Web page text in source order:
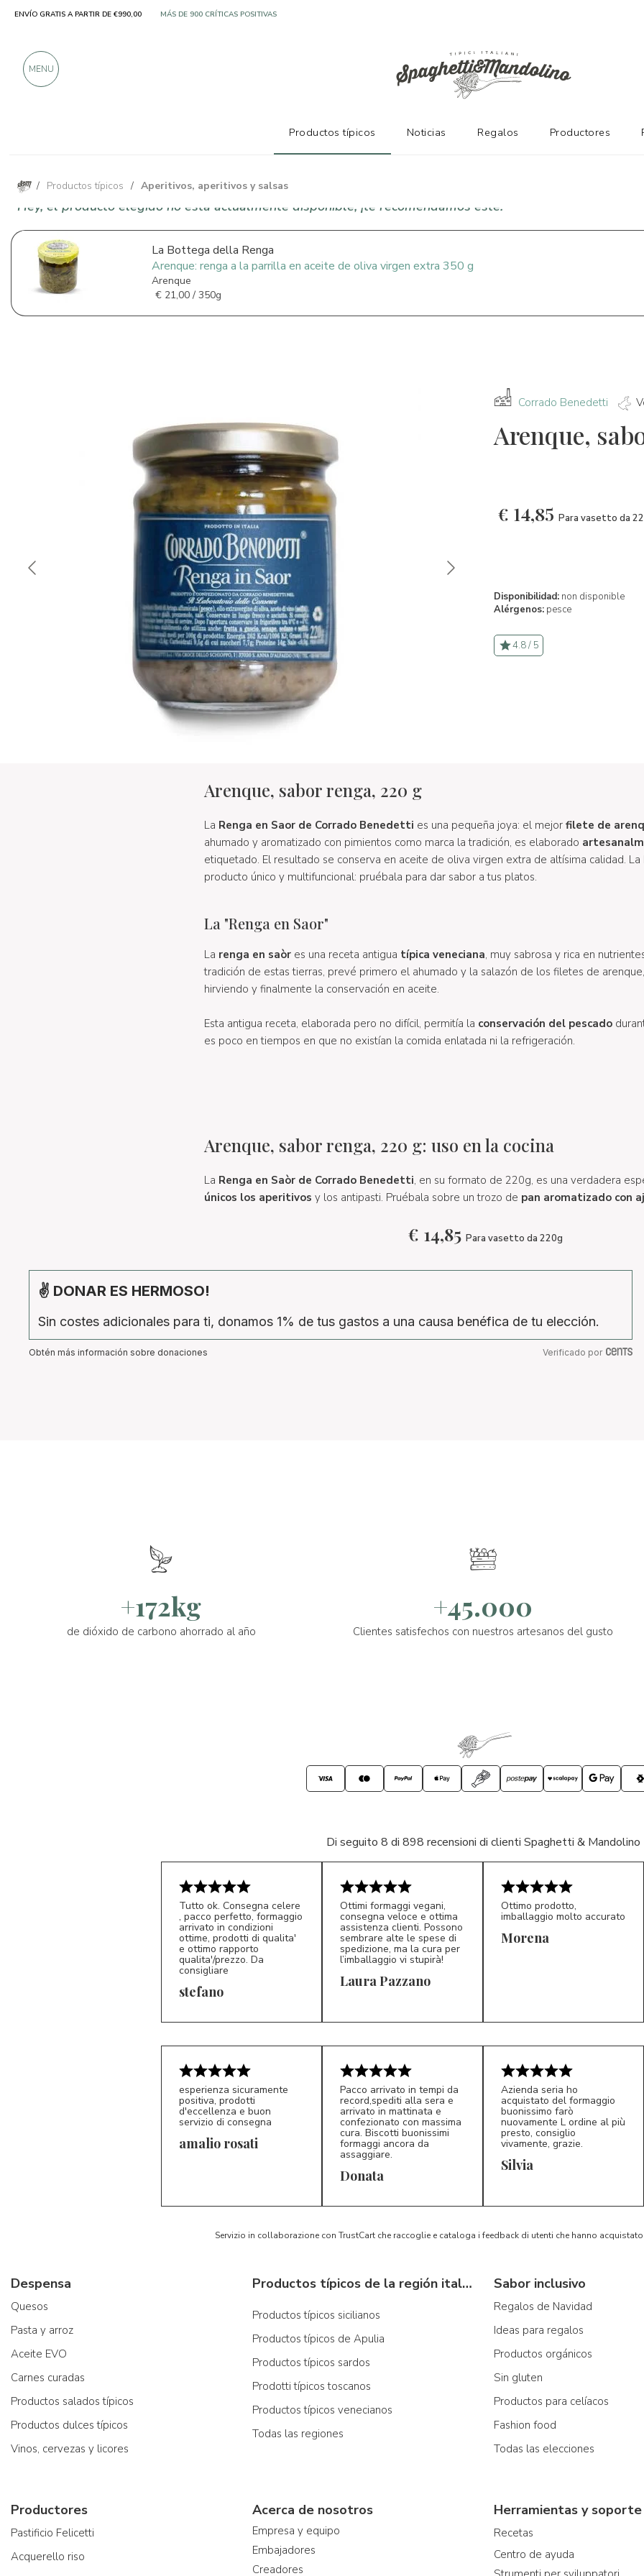
/ Productos típicos / Aperitivos, aperitivos y salsas
Hey, el producto elegido no está actualmente disponible, ¡te recomendamos este!
La Bottega della Renga
Arenque: renga a la parrilla en aceite de oliva virgen extra 350 g
Arenque
€ 21,00 / 350g
Corrado Benedetti
Arenque,
€ 14,85 Para vasetto da
Disponibilidad: non disponible
Alérgenos: pesce
4.8 / 5
Arenque, sabor renga, 220 g
La Renga en Saor de Corrado Benedetti es una pequeña joya: el mejor filete de
ahumado y aromatizado con pimientos como marca la tradición, es elaborado
etiquetado. El resultado se conserva en aceite de oliva virgen extra de altísima calidad. La
producto único y multifuncional: pruébala para dar sabor a tus platos.
La "Renga en Saor"
La renga en saòres una receta antigua típica veneciana, muy sabrosa y rica en
tradición de estas tierras, prevé primero el ahumado y la salazón de los filetes de
hirviendo y finalmente la conservación en aceite.
Esta antigua receta, elaborada pero no difícil, permitía la conservación del pescado
es poco en tiempos en que no existían la comida enlatada ni la refrigeración.
Arenque, sabor renga, 220 g: uso en la cocina
La Renga en Saòr de Corrado Benedetti, en su formato de 220g, es una verdadera
únicos los aperitivos y los antipasti. Pruébala sobre un trozo de pan aromatizado con
€ 14,85 Para vasetto da 220g
✌ DONAR ES HERMOSO!
Sin costes adicionales para ti, donamos 1% de tus gastos a una causa benéfica de tu elección.
Obtén más información sobre donaciones Verificado por
+172kg
de dióxido de carbono ahorrado al año
+45.000
Clientes satisfechos con nuestros artesanos del gusto
Di seguito 8 di 898 recensioni di clienti Spaghetti & Mandolino
S*
Tutto ok. Consegna celere
, pacco perfetto, formaggio
arrivato in condizioni
ottime, prodotti di qualita'
e ottimo rapporto
qualita'/prezzo. Da
consigliare
stefano LP 5/5
Ottimi formaggi vegani,
consegna veloce e ottima
assistenza clienti. Possono
sembrare alte le spese di
spedizione, ma la cura per
l’imballaggio vi stupirà!
Laura Pazzano
Ottimo prodotto,
imballaggio molto accurato
Morena
esperienza sicuramente
positiva, prodotti
d'eccellenza e buon
servizio di consegna
amalio rosati
D*
Pacco arrivato in tempi da
record,spediti alla sera e
arrivato in mattinata e
confezionato con massima
cura. Biscotti buonissimi
formaggi ancora da
assaggiare.
Donata S*
Azienda seria ho
acquistato del formaggio
buonissimo farò
nuovamente L ordine al più
presto, consiglio
vivamente, grazie.
Silvia
Servizio in collaborazione con TrustCart che raccoglie e cataloga i feedback di utenti che hanno
Despensa
Quesos
Pasta y arroz
Aceite EVO
Carnes curadas
Productos salados típicos
Productos dulces típicos
Vinos, cervezas y licores
Productos típicos de la región italiana
Productos típicos sicilianos
Productos típicos de Apulia
Productos típicos sardos
Prodotti típicos toscanos
Productos típicos venecianos
Todas las regiones
Sabor inclusivo
Regalos de Navidad
Ideas para regalos
Productos orgánicos
Sin gluten
Productos para celíacos
Fashion food
Todas las elecciones
Productores
Pastificio Felicetti
Acquerello riso
Acerca de nosotros
Empresa y equipo
Embajadores
Creadores
Herramientas y soporte
Recetas
Centro de ayuda
ENVÍO GRATIS A PARTIR DE €990,00 SOLO PRODUCTOS DE FABRICANTES EXCELENTES
MENU
Productos típicos Noticias Regalos Productores